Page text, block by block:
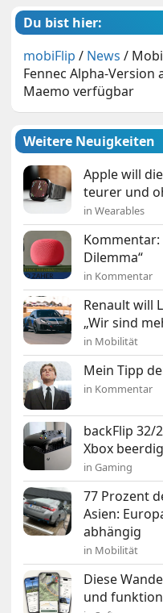
Du bist hier:
mobiFlip / News /
Fennec Alpha-
Maemo verfügbar
Weitere Neuigkeiten
Apple will
teurer und
in Wearables
Kommentar:
Dilemma“
in Kommentar
Renault will
„Wir sind
in Mobilität
Mein Tipp
in Kommentar
backFlip 32/
Xbox
in Gaming
77 Prozent
Asien:
abhängig
in Mobilität
Diese
und